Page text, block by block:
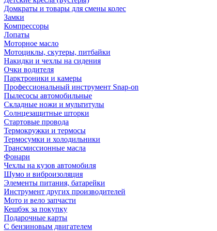
Домкраты и товары для смены колес
Замки
Компрессоры
Лопаты
Моторное масло
Мотоциклы, скутеры, питбайки
Накидки и чехлы на сидения
Очки водителя
Парктроники и камеры
Профессиональный инструмент Snap-on
Пылесосы автомобильные
Складные ножи и мультитулы
Солнцезащитные шторки
Стартовые провода
Термокружки и термосы
Термосумки и холодильники
Трансмиссионные масла
Фонари
Чехлы на кузов автомобиля
Шумо и виброизоляция
Элементы питания, батарейки
Инструмент других производителей
Мото и вело запчасти
Кешбэк за покупку
Подарочные карты
С бензиновым двигателем